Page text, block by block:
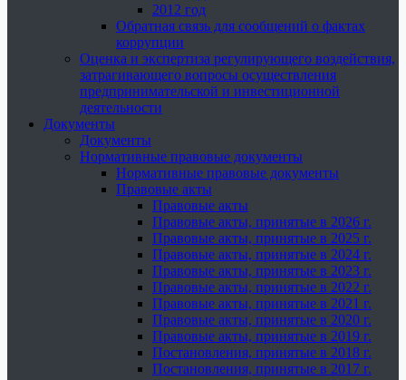
2012 год
Обратная связь для сообщений о фактах
коррупции
Оценка и экспертиза регулирующего воздействия,
затрагивающего вопросы осуществления
предпринимательской и инвестиционной
деятельности
Документы
Документы
Нормативные правовые документы
Нормативные правовые документы
Правовые акты
Правовые акты
Правовые акты, принятые в 2026 г.
Правовые акты, принятые в 2025 г.
Правовые акты, принятые в 2024 г.
Правовые акты, принятые в 2023 г.
Правовые акты, принятые в 2022 г.
Правовые акты, принятые в 2021 г.
Правовые акты, принятые в 2020 г.
Правовые акты, принятые в 2019 г.
Постановления, принятые в 2018 г.
Постановления, принятые в 2017 г.